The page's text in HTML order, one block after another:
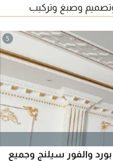
وصبغ وتركيب
العامة والصيانة
5
والفور سيلنج وجميع